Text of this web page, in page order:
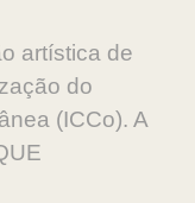
artística de
do
(ICCo). A